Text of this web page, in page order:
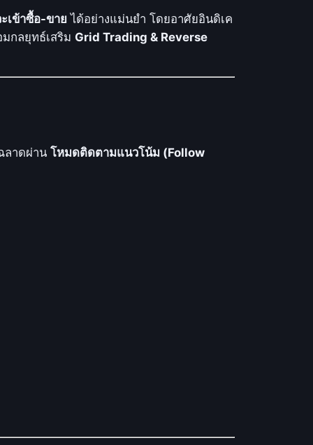
เข้าซื้อ-ขาย ได้อย่างแม่นยำ โดยอาศัยอินดิเค
กลยุทธ์เสริม Grid Trading & Reverse
ลาดผ่าน โหมดติดตามแนวโน้ม (Follow